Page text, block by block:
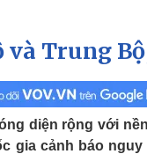
Ô
Trung
diện rộng với
gia cảnh báo